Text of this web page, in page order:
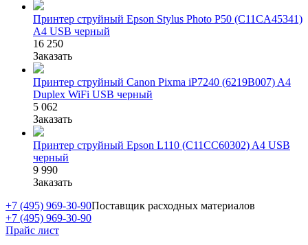
Принтер струйный Epson Stylus Photo P50 (C11CA45341)
A4 USB черный
16 250
Заказать
Принтер струйный Canon Pixma iP7240 (6219B007) A4
Duplex WiFi USB черный
5 062
Заказать
Принтер струйный Epson L110 (C11CC60302) A4 USB
черный
9 990
Заказать
+7 (495) 969-30-90Поставщик расходных материалов
+7 (495) 969-30-90
Прайс лист